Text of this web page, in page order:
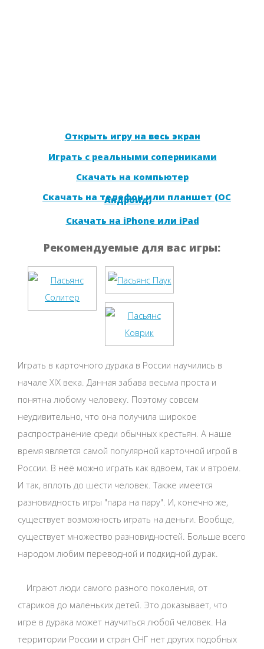
Открыть игру на весь экран
Играть с реальными соперниками
Скачать на компьютер
Скачать на телефон или планшет (ОС
Андроид)
Скачать на iPhone или iPad
Рекомендуемые для вас игры:
Играть в карточного дурака в России научились в
начале XIX века. Данная забава весьма проста и
понятна любому человеку. Поэтому совсем
неудивительно, что она получила широкое
распространение среди обычных крестьян. А наше
время является самой популярной карточной игрой в
России. В неё можно играть как вдвоем, так и втроем.
И так, вплоть до шести человек. Также имеется
разновидность игры "пара на пару". И, конечно же,
существует возможность играть на деньги. Вообще,
существует множество разновидностей. Больше всего
народом любим переводной и подкидной дурак.
Играют люди самого разного поколения, от
стариков до маленьких детей. Это доказывает, что
игре в дурака может научиться любой человек. На
территории России и стран СНГ нет других подобных